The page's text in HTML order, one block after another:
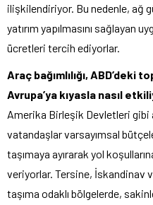
ilişkilendiriyor. Bu nedenle, ağ
yatırım yapılmasını sağlayan
ücretleri tercih ediyorlar.
Araç bağımlılığı, ABD’deki
Avrupa’ya kıyasla nasıl
Amerika Birleşik Devletleri gibi
vatandaşlar varsayımsal
taşımaya ayırarak yol
veriyorlar. Tersine, İskandinav
taşıma odaklı bölgelerde,